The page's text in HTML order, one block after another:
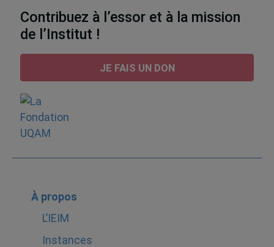
Contribuez à l’essor et à la mission
de l’Institut !
JE FAIS UN DON
À propos
L’IEIM
Instances